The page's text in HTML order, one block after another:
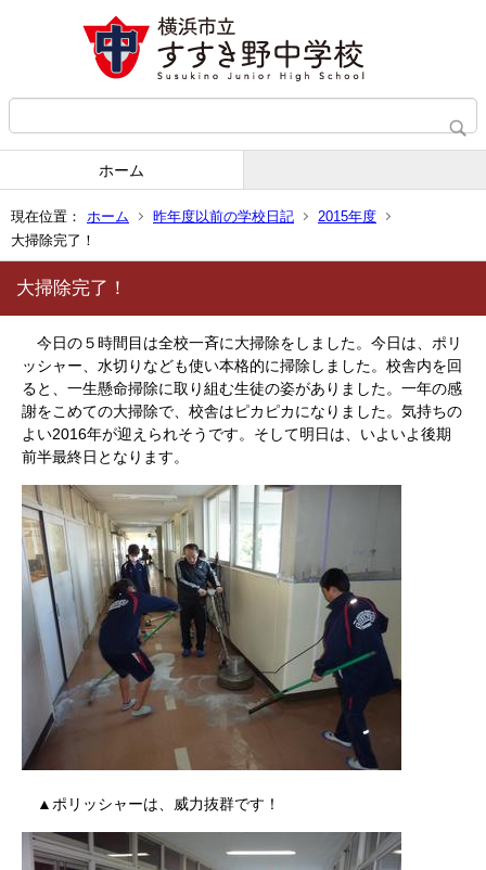
ホーム
現在位置： ホーム 昨年度以前の学校日記
2015年度
大掃除完了！
大掃除完了！
今日の５時間目は全校一斉に大掃除をしました。今日は、ポリ
ッシャー、水切りなども使い本格的に掃除しました。校舎内を回
ると、一生懸命掃除に取り組む生徒の姿がありました。一年の感
謝をこめての大掃除で、校舎はピカピカになりました。気持ちの
よい2016年が迎えられそうです。そして明日は、いよいよ後期
前半最終日となります。
▲ポリッシャーは、威力抜群です！